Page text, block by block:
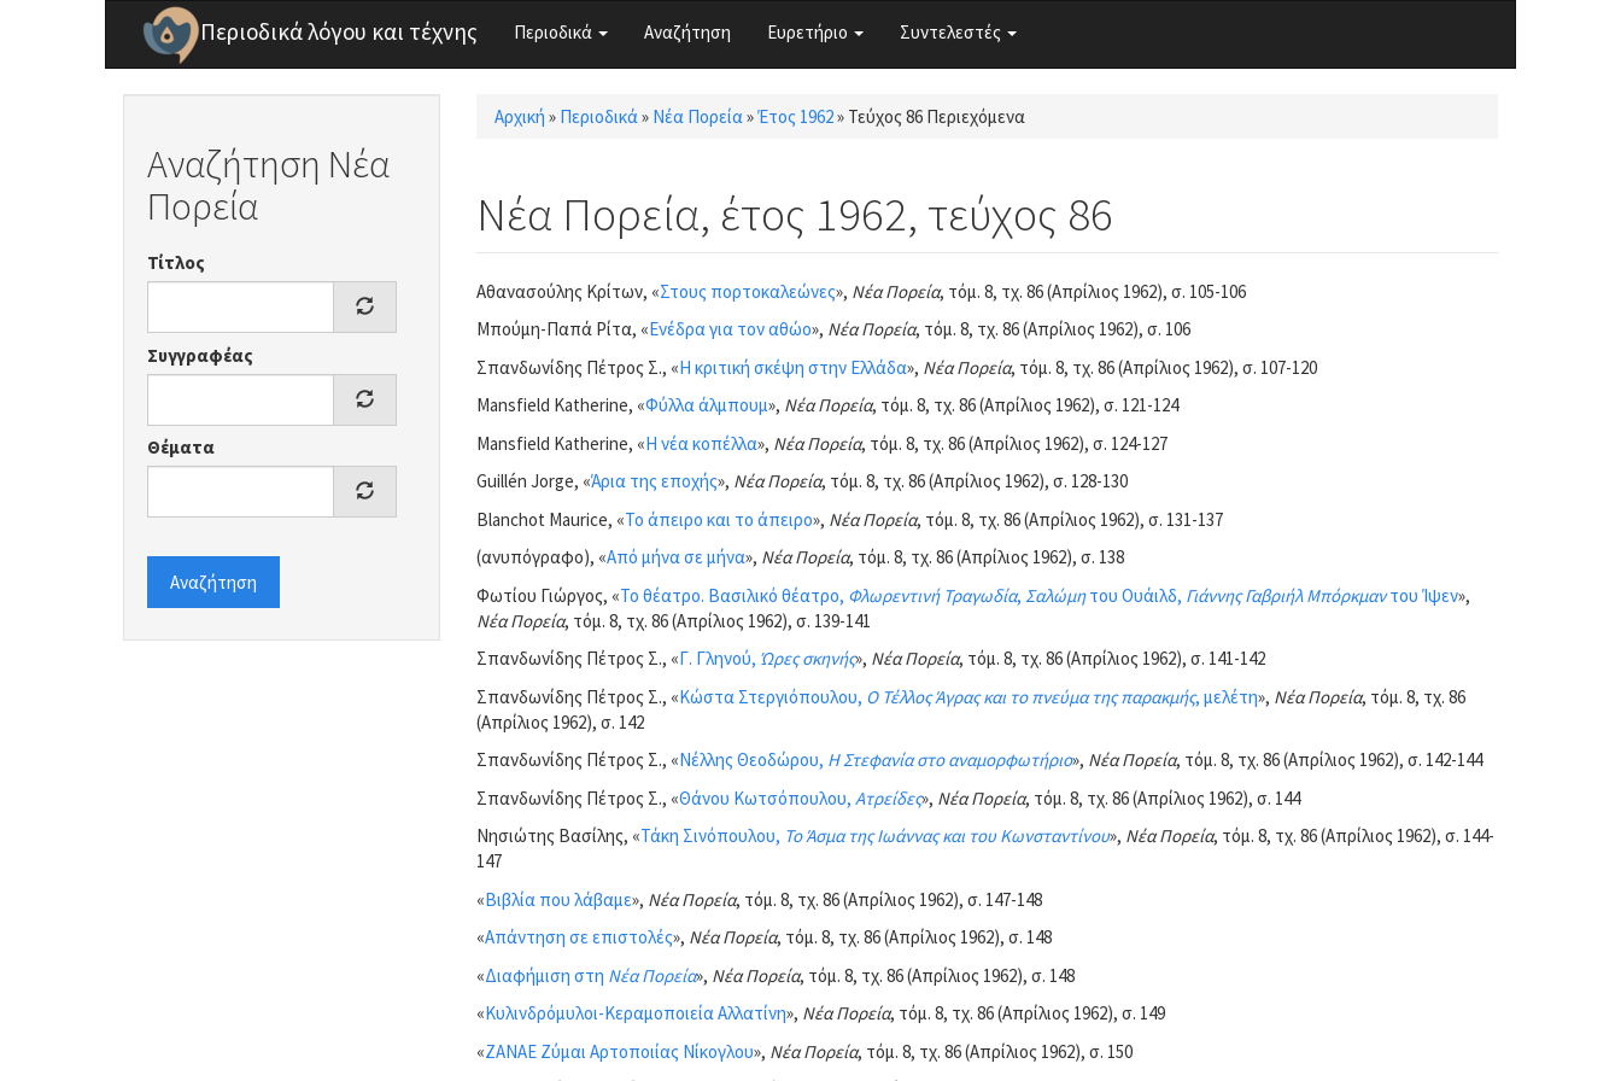
Παράκαμψη προς το κυρίως περιεχόμενο
Περιοδικά λόγου και τέχνης Περιοδικά Αναζήτηση Ευρετήριο Συντελεστές
Αναζήτηση Νέα
Πορεία
Τίτλος
Συγγραφέας
Θέματα
Αναζήτηση
Είστε εδώ
Αρχική » Περιοδικά» Νέα Πορεία»Έτος 1962» Τεύχος 86 Περιεχόμενα
Νέα Πορεία, έτος 1962, τεύχος 86
Αθανασούλης Κρίτων, «Στους πορτοκαλεώνες», Νέα Πορεία, τόμ. 8, τχ. 86 (Απρίλιος 1962), σ. 105-106
Μπούμη-Παπά Ρίτα, «Ενέδρα για τον αθώο», Νέα Πορεία, τόμ. 8, τχ. 86 (Απρίλιος 1962), σ. 106
Σπανδωνίδης Πέτρος Σ., «Η κριτική σκέψη στην Ελλάδα», Νέα Πορεία, τόμ. 8, τχ. 86 (Απρίλιος 1962), σ. 107-120
Mansfield Katherine, «Φύλλα άλμπουμ», Νέα Πορεία, τόμ. 8, τχ. 86 (Απρίλιος 1962), σ. 121-124
Mansfield Katherine, «Η νέα κοπέλλα», Νέα Πορεία, τόμ. 8, τχ. 86 (Απρίλιος 1962), σ. 124-127
Guillén Jorge, «Άρια της εποχής», Νέα Πορεία, τόμ. 8, τχ. 86 (Απρίλιος 1962), σ. 128-130
Blanchot Maurice, «Το άπειρο και το άπειρο», Νέα Πορεία, τόμ. 8, τχ. 86 (Απρίλιος 1962), σ. 131-137
(ανυπόγραφο), «Από μήνα σε μήνα», Νέα Πορεία, τόμ. 8, τχ. 86 (Απρίλιος 1962), σ. 138
Φωτίου Γιώργος, «Το θέατρο. Βασιλικό θέατρο, Φλωρεντινή Τραγωδία, Σαλώμητου Ουάιλδ, Γιάννης Γαβριήλ Μπόρκμαντου Ίψεν»,
Νέα Πορεία, τόμ. 8, τχ. 86 (Απρίλιος 1962), σ. 139-141
Σπανδωνίδης Πέτρος Σ., «Γ. Γληνού, Ώρες σκηνής», Νέα Πορεία, τόμ. 8, τχ. 86 (Απρίλιος 1962), σ. 141-142
Σπανδωνίδης Πέτρος Σ., «Κώστα Στεργιόπουλου, Ο Τέλλος Άγρας και το πνεύμα της παρακμής, μελέτη», Νέα Πορεία, τόμ. 8, τχ. 86
(Απρίλιος 1962), σ. 142
Σπανδωνίδης Πέτρος Σ., «Νέλλης Θεοδώρου, Η Στεφανία στο αναμορφωτήριο», Νέα Πορεία, τόμ. 8, τχ. 86 (Απρίλιος 1962), σ. 142-144
Σπανδωνίδης Πέτρος Σ., «Θάνου Κωτσόπουλου, Ατρείδες», Νέα Πορεία, τόμ. 8, τχ. 86 (Απρίλιος 1962), σ. 144
Νησιώτης Βασίλης, «Τάκη Σινόπουλου, Το Άσμα της Ιωάννας και του Κωνσταντίνου», Νέα Πορεία, τόμ. 8, τχ. 86 (Απρίλιος 1962), σ. 144-
147
«Βιβλία που λάβαμε», Νέα Πορεία, τόμ. 8, τχ. 86 (Απρίλιος 1962), σ. 147-148
«Απάντηση σε επιστολές», Νέα Πορεία, τόμ. 8, τχ. 86 (Απρίλιος 1962), σ. 148
«Διαφήμιση στη Νέα Πορεία», Νέα Πορεία, τόμ. 8, τχ. 86 (Απρίλιος 1962), σ. 148
«Κυλινδρόμυλοι-Κεραμοποιεία Αλλατίνη», Νέα Πορεία, τόμ. 8, τχ. 86 (Απρίλιος 1962), σ. 149
«ΖΑΝΑΕ Ζύμαι Αρτοποιίας Νίκογλου», Νέα Πορεία, τόμ. 8, τχ. 86 (Απρίλιος 1962), σ. 150